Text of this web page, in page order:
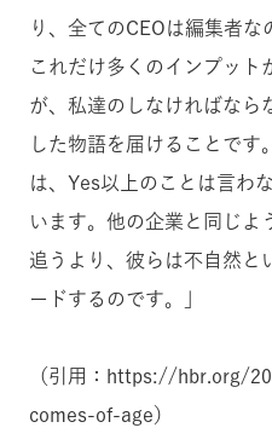
り、全てのCEOは編集者
これだけ多くのインプット
が、私達のしなければなら
した物語を届けることです
は、Yes以上のことは言わ
います。他の企業と同じよ
追うより、彼らは不自然と
ードするのです。」
（引用：https://hbr.org/
comes-of-age）